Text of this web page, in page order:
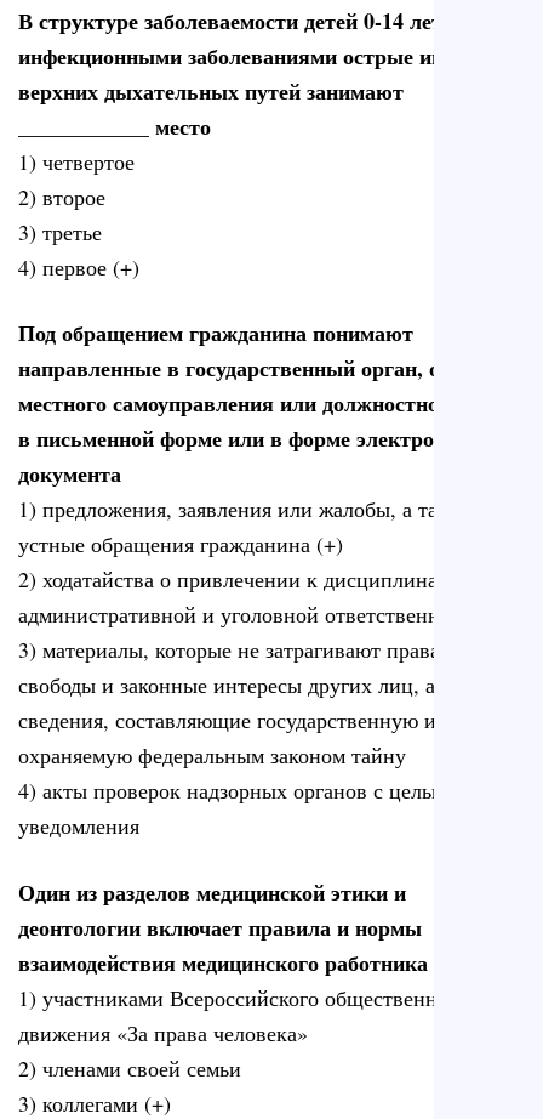
В структуре заболеваемости детей 0-14 лет
инфекционными заболеваниями острые инфекции
верхних дыхательных путей занимают
____________ место
1) четвертое
2) второе
3) третье
4) первое (+)
Под обращением гражданина понимают
направленные в государственный орган, орган
местного самоуправления или должностному лицу
в письменной форме или в форме электронного
документа
1) предложения, заявления или жалобы, а также
устные обращения гражданина (+)
2) ходатайства о привлечении к дисциплинарной,
административной и уголовной ответственности
3) материалы, которые не затрагивают права,
свободы и законные интересы других лиц, а также
сведения, составляющие государственную или иную
охраняемую федеральным законом тайну
4) акты проверок надзорных органов с целью
уведомления
Один из разделов медицинской этики и
деонтологии включает правила и нормы
взаимодействия медицинского работника с
1) участниками Всероссийского общественного
движения «За права человека»
2) членами своей семьи
3) коллегами (+)